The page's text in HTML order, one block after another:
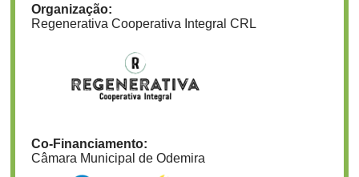
Organização:
Regenerativa Cooperativa Integral CRL
Co-Financiamento:
Câmara Municipal de Odemira